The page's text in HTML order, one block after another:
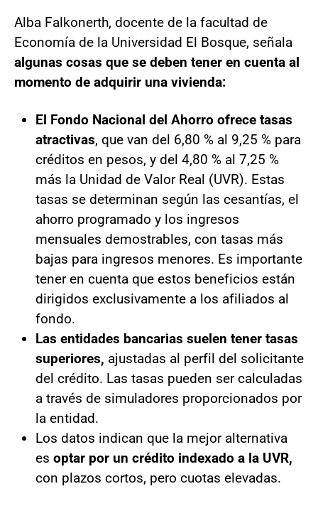
Alba Falkonerth, docente de la facultad de
Economía de la Universidad El Bosque, señala
algunas cosas que se deben tener en cuenta al
momento de adquirir una vivienda:
El Fondo Nacional del Ahorro ofrece tasas
atractivas, que van del 6,80 % al 9,25 % para
créditos en pesos, y del 4,80 % al 7,25 %
más la Unidad de Valor Real (UVR). Estas
tasas se determinan según las cesantías, el
ahorro programado y los ingresos
mensuales demostrables, con tasas más
bajas para ingresos menores. Es importante
tener en cuenta que estos beneficios están
dirigidos exclusivamente a los afiliados al
fondo.
Las entidades bancarias suelen tener tasas
superiores, ajustadas al perfil del solicitante
del crédito. Las tasas pueden ser calculadas
a través de simuladores proporcionados por
la entidad.
Los datos indican que la mejor alternativa
es optar por un crédito indexado a la UVR,
con plazos cortos, pero cuotas elevadas.